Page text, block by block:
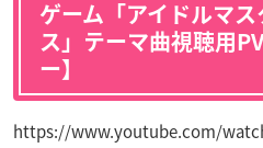
ゲーム「アイドルマ
ス」テーマ曲視聴用
ー】
https://www.youtube.com/